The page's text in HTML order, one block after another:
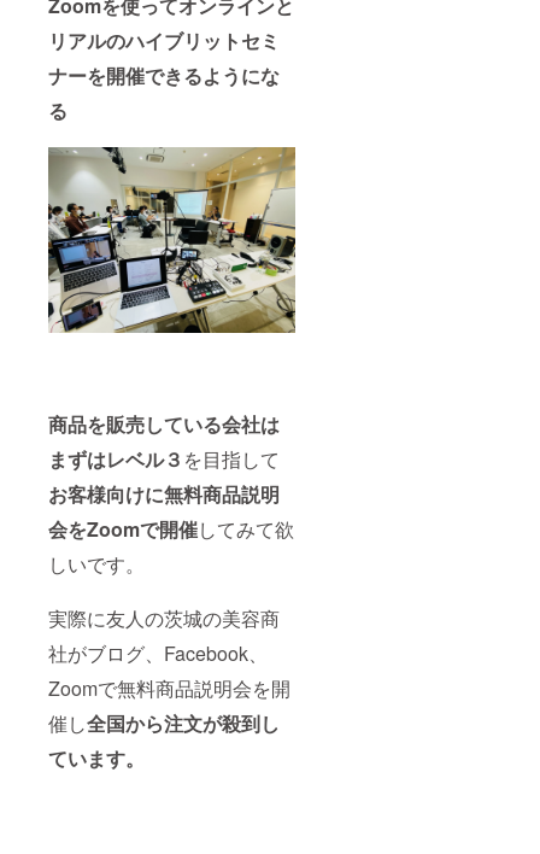
リアルのハイブリットセミ
ナーを開催できるようにな
る
商品を販売している会社は
まずはレベル３ を目指して
お客様向けに無料商品説明
会をZoomで開催してみて欲
しいです。
実際に友人の茨城の美容商
社がブログ、Facebook、
Zoomで無料商品説明会を開
催し全国から注文が殺到し
ています。